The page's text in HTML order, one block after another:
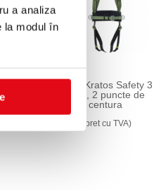
a analiza
la modul în
Ham Kami Kratos Safety 3
pentru corp, 2 puncte de
prindere cu centura
(pret cu TVA)